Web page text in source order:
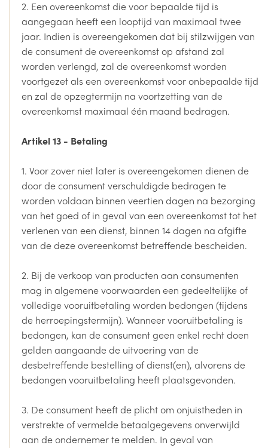
2. Een overeenkomst die voor bepaalde tijd is
aangegaan heeft een looptijd van maximaal twee
jaar. Indien is overeengekomen dat bij stilzwijgen van
de consument de overeenkomst op afstand zal
worden verlengd, zal de overeenkomst worden
voortgezet als een overeenkomst voor onbepaalde tijd
en zal de opzegtermijn na voortzetting van de
overeenkomst maximaal één maand bedragen.
Artikel 13 - Betaling
1. Voor zover niet later is overeengekomen dienen de
door de consument verschuldigde bedragen te
worden voldaan binnen veertien dagen na bezorging
van het goed of in geval van een overeenkomst tot het
verlenen van een dienst, binnen 14 dagen na afgifte
van de deze overeenkomst betreffende bescheiden.
2. Bij de verkoop van producten aan consumenten
mag in algemene voorwaarden een gedeeltelijke of
volledige vooruitbetaling worden bedongen (tijdens
de herroepingstermijn). Wanneer vooruitbetaling is
bedongen, kan de consument geen enkel recht doen
gelden aangaande de uitvoering van de
desbetreffende bestelling of dienst(en), alvorens de
bedongen vooruitbetaling heeft plaatsgevonden.
3. De consument heeft de plicht om onjuistheden in
verstrekte of vermelde betaalgegevens onverwijld
aan de ondernemer te melden. In geval van